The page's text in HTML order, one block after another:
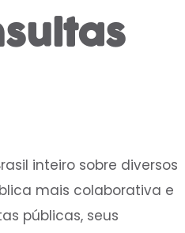
inteiro sobre diversos
mais colaborativa e
públicas, seus